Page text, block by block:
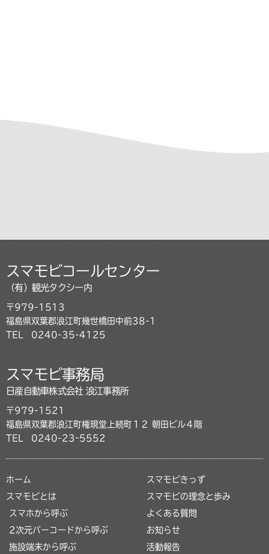
スマモビコールセンター
（有）観光タクシー内
〒979-1513
福島県双葉郡浪江町幾世橋田中前38-1
TEL 0240-35-4125
スマモビ事務局
日産自動車株式会社 浪江事務所
〒979-1521
福島県双葉郡浪江町権現堂上続町１２ 朝田ビル４階
TEL 0240-23ｰ5552
ホーム
スマモビとは
スマホから呼ぶ
2次元バーコードから呼ぶ
施設端末から呼ぶ
スマモビきっず
スマモビの理念と歩み
よくある質問
お知らせ
活動報告